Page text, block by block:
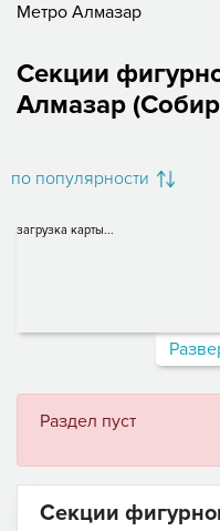
Метро Алмазар
Секции
Алмазар
по популярности
загрузка карты...
Раздел пуст
Секции